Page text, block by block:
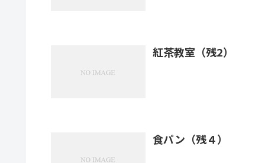
紅茶教室（残2）
食パン（残４）